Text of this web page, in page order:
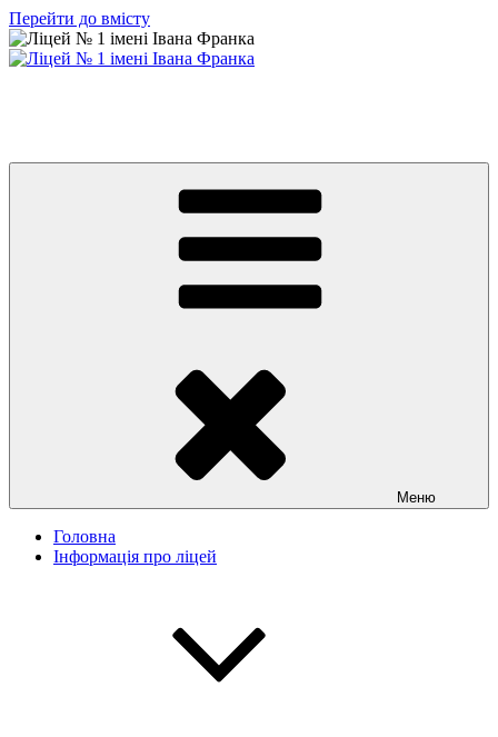
Перейти до вмісту
Меню
Головна
Інформація про ліцей